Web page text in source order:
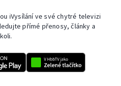
iVysílání ve své chytré televizi
přímé přenosy, články a